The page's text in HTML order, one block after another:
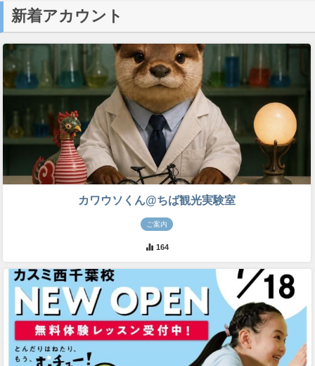
新着アカウント
カワウソくん@ちば観光実験室
ご案内
164